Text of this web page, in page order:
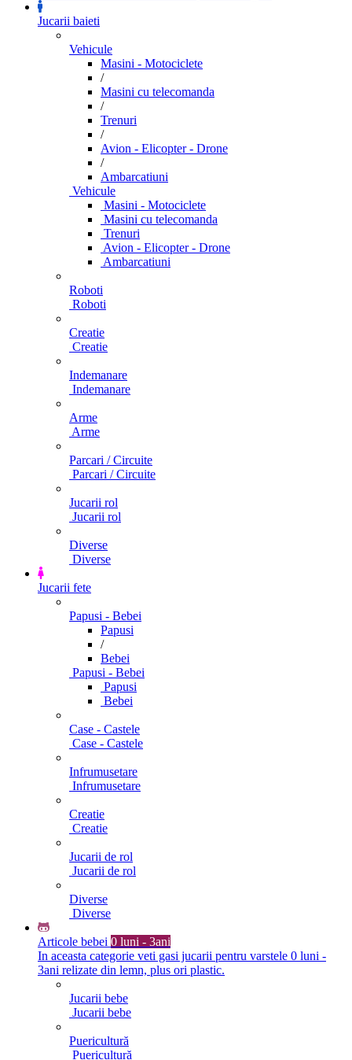
Jucarii baieti
Vehicule
Masini - Motociclete
/
Masini cu telecomanda
/
Trenuri
/
Avion - Elicopter - Drone
/
Ambarcatiuni
Vehicule
Masini - Motociclete
Masini cu telecomanda
Trenuri
Avion - Elicopter - Drone
Ambarcatiuni
Roboti
Roboti
Creatie
Creatie
Indemanare
Indemanare
Arme
Arme
Parcari / Circuite
Parcari / Circuite
Jucarii rol
Jucarii rol
Diverse
Diverse
Jucarii fete
Papusi - Bebei
Papusi
/
Bebei
Papusi - Bebei
Papusi
Bebei
Case - Castele
Case - Castele
Infrumusetare
Infrumusetare
Creatie
Creatie
Jucarii de rol
Jucarii de rol
Diverse
Diverse
Articole bebei 0 luni - 3ani
In aceasta categorie veti gasi jucarii pentru varstele 0 luni -
3ani relizate din lemn, plus ori plastic.
Jucarii bebe
Jucarii bebe
Puericultură
Puericultură